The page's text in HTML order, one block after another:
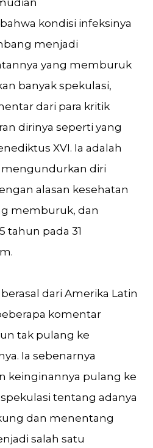
kondisi infeksinya
menjadi
yang memburuk
banyak spekulasi,
dari para kritik
dirinya seperti yang
XVI. Ia adalah
diri
alasan kesehatan
memburuk, dan
tahun pada 31
dari Amerika Latin
komentar
tak pulang ke
Ia sebenarnya
keinginannya pulang ke
tentang adanya
dan menentang
salah satu